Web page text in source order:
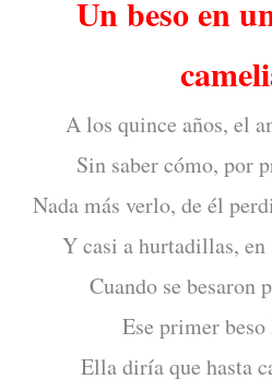
Un beso en
A los quince años, el
Sin saber cómo, por
Nada más verlo, de él
Y casi a hurtadillas,
Cuando se besaron
Ese primer
Ella diría que hasta